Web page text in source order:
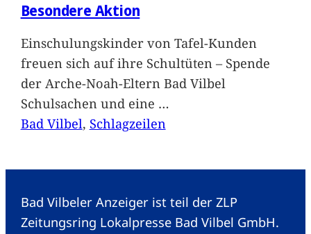
Besondere Aktion
Einschulungskinder von Tafel-Kunden
freuen sich auf ihre Schultüten – Spende
der Arche-Noah-Eltern Bad Vilbel
Schulsachen und eine …
Bad Vilbel, Schlagzeilen
Bad Vilbeler Anzeiger ist teil der ZLP
Zeitungsring Lokalpresse Bad Vilbel GmbH.